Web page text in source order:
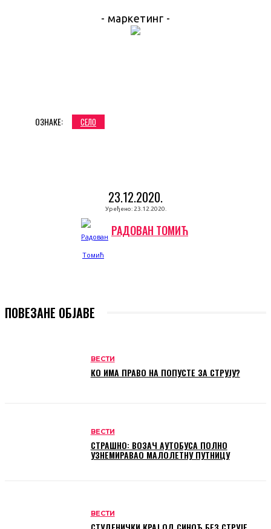
- маркетинг -
ОЗНАКЕ: СЕЛО
23.12.2020.
Уређено: 23.12.2020.
РАДОВАН ТОМИЋ
ПОВЕЗАНЕ ОБЈАВЕ
ВЕСТИ
КО ИМА ПРАВО НА ПОПУСТЕ ЗА СТРУЈУ?
ВЕСТИ
СТРАШНО: ВОЗАЧ АУТОБУСА ПОЛНО
УЗНЕМИРАВАО МАЛОЛЕТНУ ПУТНИЦУ
ВЕСТИ